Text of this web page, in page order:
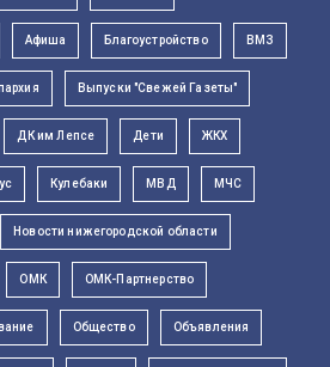
Афиша Благоустройство ВМЗ
Выпуски "Свежей Газеты"
ДК им Лепсе Дети ЖКХ
Кулебаки МВД МЧС
Новости нижегородской области
ОМК ОМК-Партнерство
Общество Объявления